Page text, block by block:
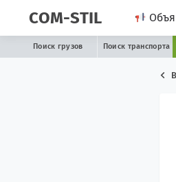
COM-STIL
Поиск грузов Поиск транспорта